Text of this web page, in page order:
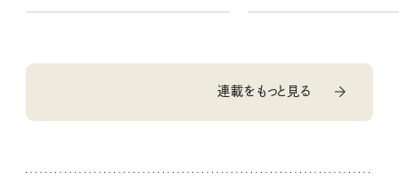
連載をもっと見る